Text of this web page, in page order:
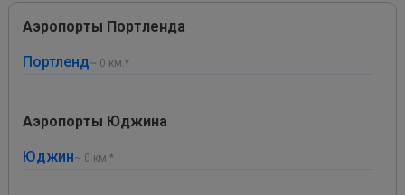
Аэропорты Портленда
Портленд~ 0 км.*
Аэропорты Юджина
Юджин~ 0 км.*